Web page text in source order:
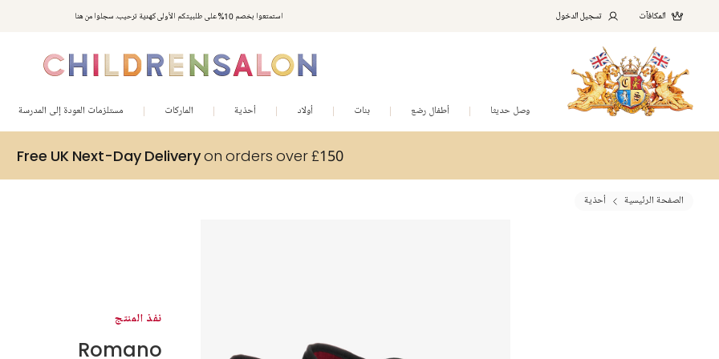
استمتعوا بخصم 10% على طلبيتكم الأولى كهدية ترحيب. سجلوا من هنا المكافآت تسجيل الدخول
وصل حديثا أطفال رضع بنات أولاد أحذية الماركات مستلزمات العودة إلى المدرسة
Free UK Next-Day Deliveryon orders over £150
الصفحة الرئيسية أحذية
نفذ المنتج
Romano